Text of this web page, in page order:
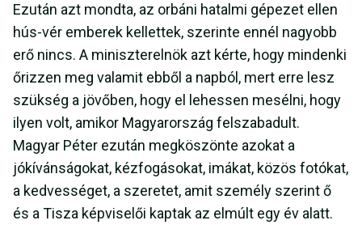
Ezután azt mondta, az orbáni hatalmi gépezet ellen
hús-vér emberek kellettek, szerinte ennél nagyobb
erő nincs. A miniszterelnök azt kérte, hogy mindenki
őrizzen meg valamit ebből a napból, mert erre lesz
szükség a jövőben, hogy el lehessen mesélni, hogy
ilyen volt, amikor Magyarország felszabadult.
Magyar Péter ezután megköszönte azokat a
jókívánságokat, kézfogásokat, imákat, közös fotókat,
a kedvességet, a szeretet, amit személy szerint ő
és a Tisza képviselői kaptak az elmúlt egy év alatt.